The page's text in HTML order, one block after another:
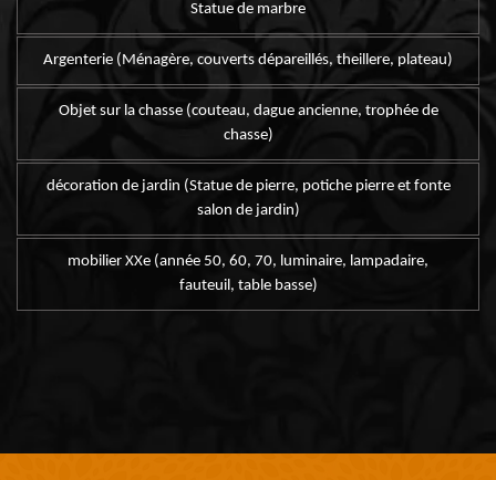
Statue de marbre
Argenterie (Ménagère, couverts dépareillés, theillere, plateau)
Objet sur la chasse (couteau, dague ancienne, trophée de
chasse)
décoration de jardin (Statue de pierre, potiche pierre et fonte
salon de jardin)
mobilier XXe (année 50, 60, 70, luminaire, lampadaire,
fauteuil, table basse)